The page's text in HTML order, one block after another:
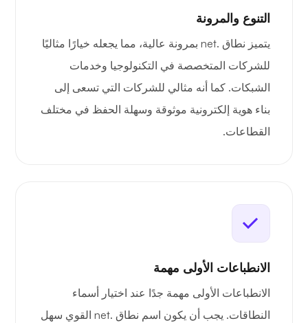
التنوع والمرونة
يتميز نطاق .net بمرونة عالية، مما يجعله خيارًا مثاليًا
للشركات المتخصصة في التكنولوجيا وخدمات
الشبكات. كما أنه مثالي للشركات التي تسعى إلى
بناء هوية إلكترونية موثوقة وسهلة الحفظ في مختلف
القطاعات.
الانطباعات الأولى مهمة
الانطباعات الأولى مهمة جدًا عند اختيار أسماء
النطاقات. يجب أن يكون اسم نطاق .net القوي سهل